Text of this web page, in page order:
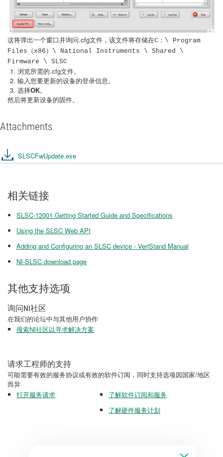
这将弹出一个窗口并询问.cfg文件，该文件将存储在C：\ Program
Files（x86）\ National Instruments \ Shared \
Firmware \ SLSC
浏览所需的.cfg文件。
输入您要更新的设备的登录信息。
选择OK。
然后将更新设备的固件。
Attachments
SLSCFwUpdate.exe
相关链接
SLSC-12001 Getting Started Guide and Specifications
Using the SLSC Web API
Adding and Configuring an SLSC device - VeriStand Manual
NI-SLSC download page
其他支持选项
询问NI社区
在我们的论坛中与其他用户协作
搜索NI社区以寻求解决方案
请求工程师的支持
可能需要有效的服务协议或有效的软件订阅，同时支持选项因国家/地区
而异
打开服务请求
了解软件订阅和服务
了解硬件服务计划